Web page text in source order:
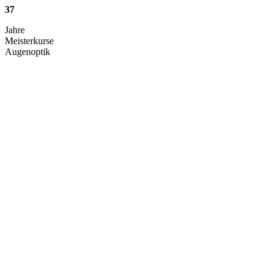
37
Jahre
Meisterkurse
Augenoptik